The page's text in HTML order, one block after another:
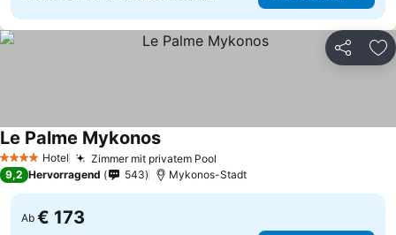
Teilen
4 Sterne Hotel Zimmer mit privatem Pool
Le Palme MykonosPreise sehen
9,2 Hervorragend 543 Mykonos-Stadt
Ab € 173